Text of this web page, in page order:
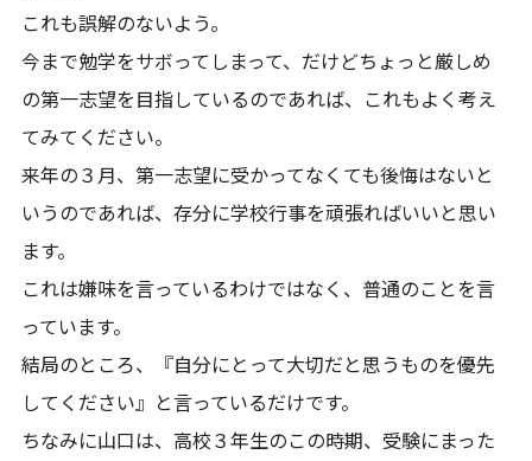
これも誤解のないよう。
今まで勉学をサボってしまって、だけどちょっと厳しめ
の第一志望を目指しているのであれば、これもよく考え
てみてください。
来年の３月、第一志望に受かってなくても後悔はないと
いうのであれば、存分に学校行事を頑張ればいいと思い
ます。
これは嫌味を言っているわけではなく、普通のことを言
っています。
結局のところ、『自分にとって大切だと思うものを優先
してください』と言っているだけです。
ちなみに山口は、高校３年生のこの時期、受験にまった